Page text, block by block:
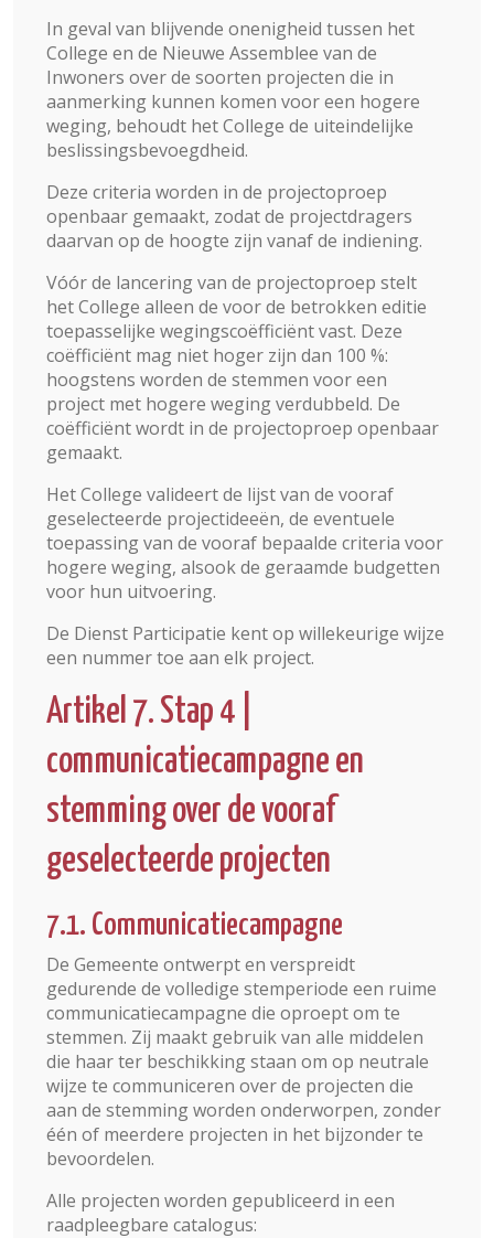
In geval van blijvende onenigheid tussen het
College en de Nieuwe Assemblee van de
Inwoners over de soorten projecten die in
aanmerking kunnen komen voor een hogere
weging, behoudt het College de uiteindelijke
beslissingsbevoegdheid.
Deze criteria worden in de projectoproep
openbaar gemaakt, zodat de projectdragers
daarvan op de hoogte zijn vanaf de indiening.
Vóór de lancering van de projectoproep stelt
het College alleen de voor de betrokken editie
toepasselijke wegingscoëfficiënt vast. Deze
coëfficiënt mag niet hoger zijn dan 100 %:
hoogstens worden de stemmen voor een
project met hogere weging verdubbeld. De
coëfficiënt wordt in de projectoproep openbaar
gemaakt.
Het College valideert de lijst van de vooraf
geselecteerde projectideeën, de eventuele
toepassing van de vooraf bepaalde criteria voor
hogere weging, alsook de geraamde budgetten
voor hun uitvoering.
De Dienst Participatie kent op willekeurige wijze
een nummer toe aan elk project.
Artikel 7. Stap 4 |
communicatiecampagne en
stemming over de vooraf
geselecteerde projecten
7.1. Communicatiecampagne
De Gemeente ontwerpt en verspreidt
gedurende de volledige stemperiode een ruime
communicatiecampagne die oproept om te
stemmen. Zij maakt gebruik van alle middelen
die haar ter beschikking staan om op neutrale
wijze te communiceren over de projecten die
aan de stemming worden onderworpen, zonder
één of meerdere projecten in het bijzonder te
bevoordelen.
Alle projecten worden gepubliceerd in een
raadpleegbare catalogus: